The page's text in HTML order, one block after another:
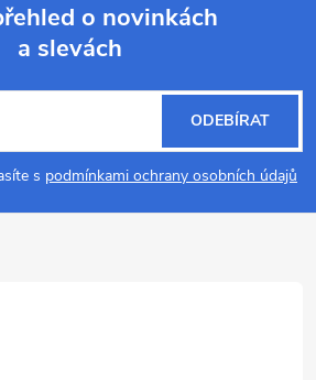
o novinkách
a slevách
s podmínkami ochrany osobních údajů
ODEBÍRAT